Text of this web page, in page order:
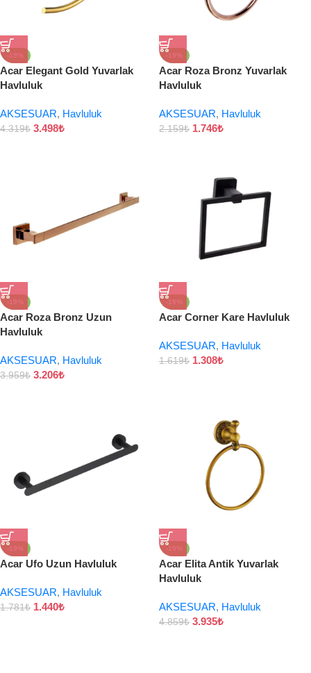
-19%
Acar Elegant Gold Yuvarlak
Havluluk
AKSESUAR, Havluluk
4.319₺ 3.498₺
-19%
Acar Roza Bronz Yuvarlak
Havluluk
AKSESUAR, Havluluk
2.159₺ 1.746₺
-19%
Acar Roza Bronz Uzun
Havluluk
AKSESUAR, Havluluk
3.959₺ 3.206₺
-19%
Acar Corner Kare Havluluk
AKSESUAR, Havluluk
1.619₺ 1.308₺
-19%
Acar Ufo Uzun Havluluk
AKSESUAR, Havluluk
1.781₺ 1.440₺
-19%
Acar Elita Antik Yuvarlak
Havluluk
AKSESUAR, Havluluk
4.859₺ 3.935₺